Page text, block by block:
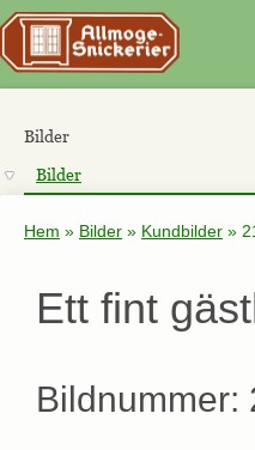
Bilder
Bilder
Hem » Bilder » Kundbilder »
Ett fint
Bildnummer: